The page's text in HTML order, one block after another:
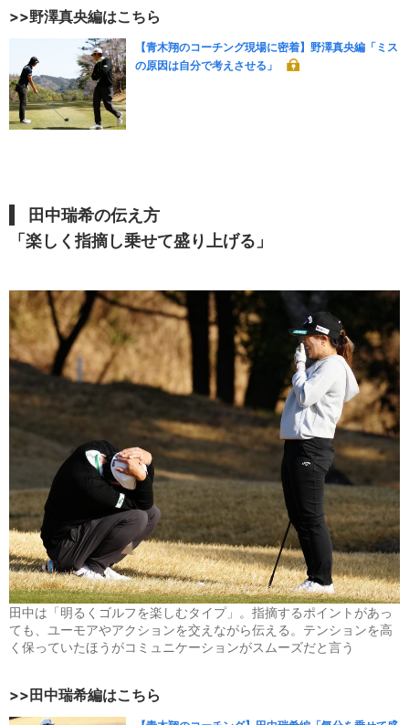
>>野澤真央編はこちら
【青木翔のコーチング現場に密着】野澤真央編「ミス
の原因は自分で考えさせる」
田中瑞希の伝え方
「 楽しく指摘し乗せて盛り上げる 」
田中は「明るくゴルフを楽しむタイプ」。指摘するポイントがあっ
ても、ユーモアやアクションを交えながら伝える。テンションを高
く保っていたほうがコミュニケーションがスムーズだと言う
>>田中瑞希編はこちら